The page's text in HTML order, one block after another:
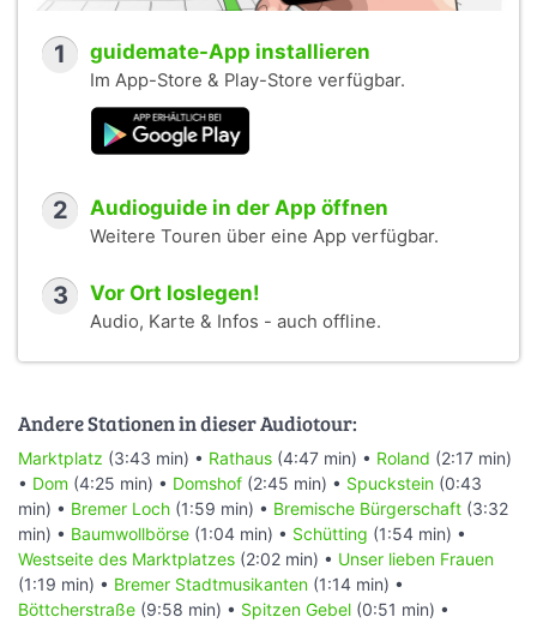
1 guidemate-App installieren
Im App-Store & Play-Store verfügbar.
2 Audioguide in der App öffnen
Weitere Touren über eine App verfügbar.
3 Vor Ort loslegen!
Audio, Karte & Infos - auch offline.
Andere Stationen in dieser Audiotour:
Marktplatz (3:43 min) • Rathaus (4:47 min) • Roland (2:17 min)
• Dom (4:25 min) • Domshof (2:45 min) • Spuckstein (0:43
min) • Bremer Loch (1:59 min) • Bremische Bürgerschaft (3:32
min) • Baumwollbörse (1:04 min) • Schütting (1:54 min) •
Westseite des Marktplatzes (2:02 min) • Unser lieben Frauen
(1:19 min) • Bremer Stadtmusikanten (1:14 min) •
Böttcherstraße (9:58 min) • Spitzen Gebel (0:51 min) •